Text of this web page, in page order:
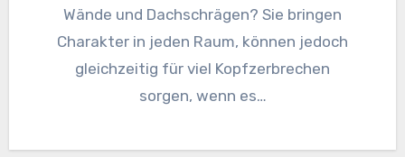
Wände und Dachschrägen? Sie bringen
Charakter in jeden Raum, können jedoch
gleichzeitig für viel Kopfzerbrechen
sorgen, wenn es…